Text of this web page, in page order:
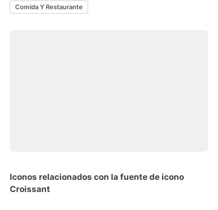
Comida Y Restaurante
Iconos relacionados con la fuente de icono
Croissant